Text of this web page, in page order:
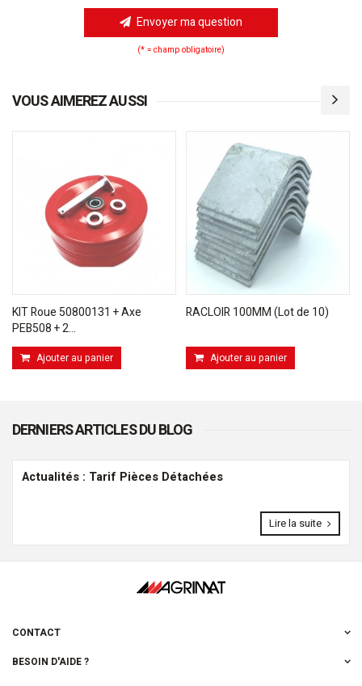
Envoyer ma question
(* = champ obligatoire)
VOUS AIMEREZ AUSSI
KIT Roue 50800131 + Axe
PEB508 + 2...
Ajouter au panier
RACLOIR 100MM (Lot de 10)
Ajouter au panier
DERNIERS ARTICLES DU BLOG
Actualités : Tarif Pièces Détachées
Lire la suite
CONTACT
BESOIN D'AIDE ?